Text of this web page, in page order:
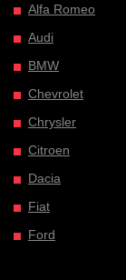
Alfa Romeo
Audi
BMW
Chevrolet
Chrysler
Citroen
Dacia
Fiat
Ford